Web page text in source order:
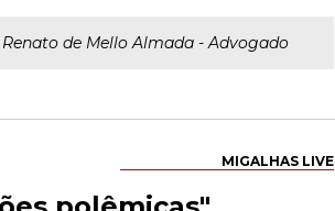
de Mello Almada - Advogado
MIGALHAS LIVE